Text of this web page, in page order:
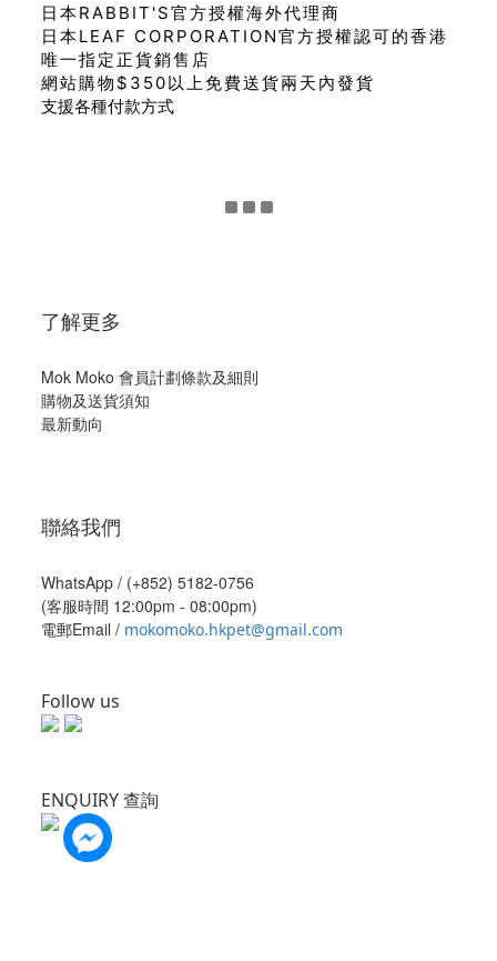
日本RABBIT'S官方授權海外代理商
日本LEAF CORPORATION官方授權認可的香港
唯一指定正貨銷售店
網站購物$350以上免費送貨兩天內發貨
支援各種付款方式
了解更多
Mok Moko 會員計劃條款及細則
購物及送貨須知
最新動向
聯絡我們
WhatsApp / (+852) 5182-0756
(客服時間 12:00pm - 08:00pm)
電郵Email / mokomoko.hkpet@gmail.com
Follow us
ENQUIRY 查詢